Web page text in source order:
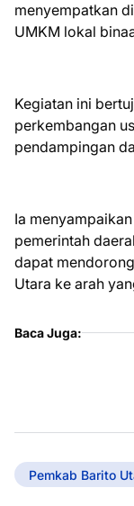
menyempatkan
UMKM lokal
Kegiatan ini
perkembangan
pendampingan
Ia
pemerintah
dapat
Utara ke arah
Baca Juga:
Pemkab Barito